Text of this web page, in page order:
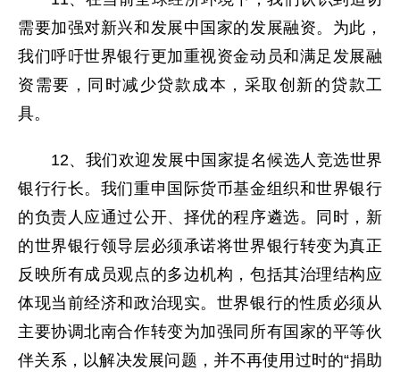
需要加强对新兴和发展中国家的发展融资。为此，
我们呼吁世界银行更加重视资金动员和满足发展融
资需要，同时减少贷款成本，采取创新的贷款工
具。
12、我们欢迎发展中国家提名候选人竞选世界
银行行长。我们重申国际货币基金组织和世界银行
的负责人应通过公开、择优的程序遴选。同时，新
的世界银行领导层必须承诺将世界银行转变为真正
反映所有成员观点的多边机构，包括其治理结构应
体现当前经济和政治现实。世界银行的性质必须从
主要协调北南合作转变为加强同所有国家的平等伙
伴关系，以解决发展问题，并不再使用过时的“捐助